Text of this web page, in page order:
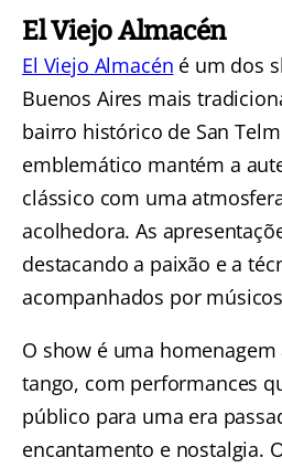
El Viejo Almacén
El Viejo Almacén é um dos
Buenos Aires mais
bairro histórico de San
emblemático mantém a
clássico com uma
acolhedora. As
destacando a paixão e a
acompanhados por
O show é uma
tango, com performances
público para uma era
encantamento e nostalgia.